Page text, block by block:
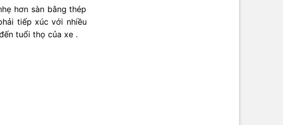
hơn sàn bằng thép
tiếp xúc với nhiều
tuổi thọ của xe .